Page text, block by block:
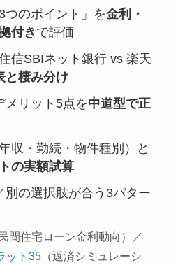
つのポイント」を金利・
付き で評価
信SBIネット銀行 vs 楽天
と棲み分け
メリット5点を中道型で正
収・勤続・物件種別）と
の実額試算
別の選択肢が合う3パター
間住宅ローン金利動向）／
ット35（返済シミュレーシ